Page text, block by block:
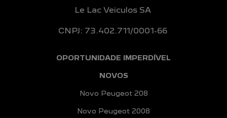
Le Lac Veiculos SA
CNPJ: 73.402.711/0001-66
OPORTUNIDADE IMPERDÍVEL
NOVOS
Novo Peugeot 208
Novo Peugeot 2008